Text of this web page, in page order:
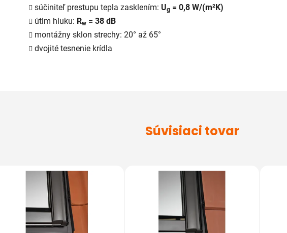
súčiniteľ prestupu tepla zasklením: Ug = 0,8 W/(m²K)
útlm hluku: Rw = 38 dB
montážny sklon strechy: 20° až 65°
dvojité tesnenie krídla
Súvisiaci tovar